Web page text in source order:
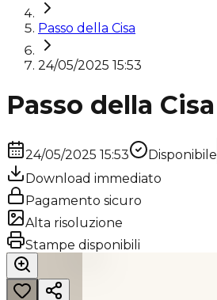
Passo della Cisa
24/05/2025 15:53
Passo della Cisa
24/05/2025 15:53
Disponibile
Download immediato
Pagamento sicuro
Alta risoluzione
Stampe disponibili